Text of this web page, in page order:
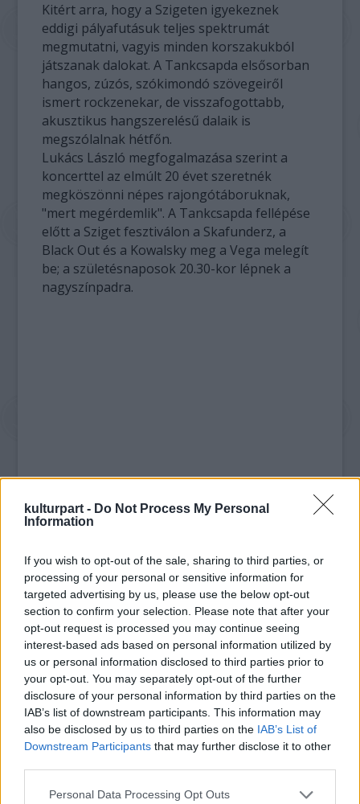
kulturpart - Do Not Process My Personal
Information
If you wish to opt-out of the sale, sharing to third parties, or
processing of your personal or sensitive information for
targeted advertising by us, please use the below opt-out
section to confirm your selection. Please note that after your
opt-out request is processed you may continue seeing
interest-based ads based on personal information utilized by
us or personal information disclosed to third parties prior to
your opt-out. You may separately opt-out of the further
disclosure of your personal information by third parties on the
IAB’s list of downstream participants. This information may
also be disclosed by us to third parties on the IAB’s List of
Downstream Participants that may further disclose it to other
Please note that this website/app uses one or more Google
Personal Data Processing Opt Outs
Kitért arra, hogy a Szigeten igyekeznek
eddigi pályafutásuk teljes spektrumát
megmutatni, vagyis minden korszakukból
játszanak dalokat. A Tankcsapda elsősorban
hangos, zúzós, szókimondó szövegeiről
ismert rockzenekar, de visszafogottabb,
akusztikus hangszerelésű dalaik is
megszólalnak hétfőn.
Lukács László megfogalmazása szerint a
koncerttel az elmúlt 20 évet szeretnék
megköszönni népes rajongótáboruknak,
"mert megérdemlik". A Tankcsapda fellépése
előtt a Sziget fesztiválon a Skafunderz, a
Black Out és a Kowalsky meg a Vega melegít
be; a születésnaposok 20.30-kor lépnek a
nagyszínpadra.
"Nagyon jó hangulatban, feszültségek nélkül
készülünk a hétfői fellépésre és ezt az olyan
rossz szájízű esetek sem befolyásolják, mint
amikor júliusban Romániában a rendőrök
hiányzó papírokra hivatkozva hosszú órákon
át nem engedték továbbhaladni a minket
szállító buszt" - közölte a frontember.
Mint elmondta, eddigi nyári
fesztiválfellépéseiken - többek között a